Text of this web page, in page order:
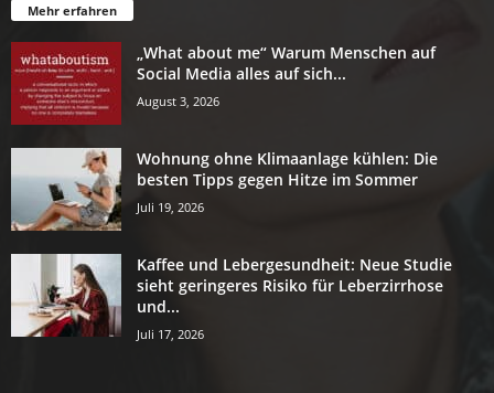
Mehr erfahren
„What about me“ Warum Menschen auf
Social Media alles auf sich...
August 3, 2026
Wohnung ohne Klimaanlage kühlen: Die
besten Tipps gegen Hitze im Sommer
Juli 19, 2026
Kaffee und Lebergesundheit: Neue Studie
sieht geringeres Risiko für Leberzirrhose
und...
Juli 17, 2026